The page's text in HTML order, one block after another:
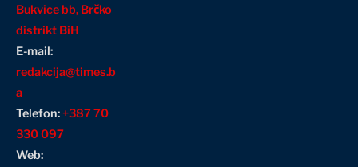
Bukvice bb, Brčko
distrikt BiH
E-mail:
redakcija@times.b
a
Telefon:+387 70
330 097
Web: